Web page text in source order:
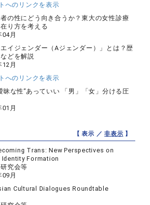
へのリンクを表示
の性にどう向き合うか？東大の女性診療
り方を考える
月
エイジェンダー（Aジェンダー）」とは？歴
どを解説
月
へのリンクを表示
昧な性”あっていい 「男」「女」分ける圧
月
【 表示 ／非表示 】
Trans: New Perspectives on
Formation
究会等
月
Cultural Dialogues Roundtable